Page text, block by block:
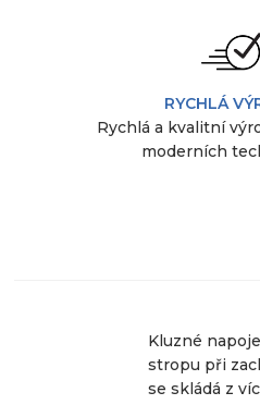
RYCHLÁ
Rychlá a kvalitní
moderních
Kluzné
stropu při
se skládá z